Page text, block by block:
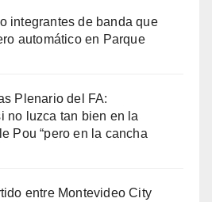
integrantes de banda que
automático en Parque
Plenario del FA:
no luzca tan bien en la
Pou “pero en la cancha
entre Montevideo City